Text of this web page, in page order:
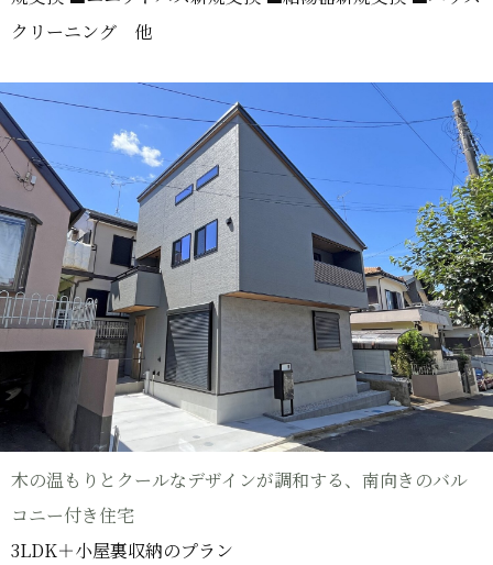
クリーニング 他
木の温もりとクールなデザインが調和する、南向きのバル
コニー付き住宅
3LDK＋小屋裏収納のプラン